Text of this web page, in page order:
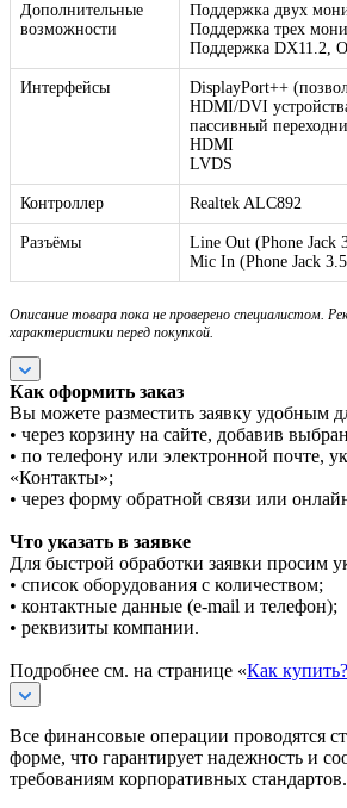
Дополнительные
возможности
Поддержка двух
Поддержка трех
Поддержка DX11.2,
Интерфейсы
DisplayPort++
HDMI/DVI
пассивный
HDMI
LVDS
Контроллер Realtek ALC892
Разъёмы
Line Out (Phone Jack
Mic In (Phone Jack
Описание товара пока не проверено специалистом.
характеристики перед покупкой.
Как оформить заказ
Вы можете разместить заявку удобным
• через корзину на сайте, добавив
• по телефону или электронной почте,
«Контакты»;
• через форму обратной связи или
Что указать в заявке
Для быстрой обработки заявки просим
• список оборудования с количеством;
• контактные данные (e-mail и телефон);
• реквизиты компании.
Подробнее см. на странице «Как купить?
Все финансовые операции проводятся
форме, что гарантирует надежность и
требованиям корпоративных стандартов.